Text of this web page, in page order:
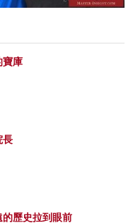
寶庫
長
歷史拉到眼前